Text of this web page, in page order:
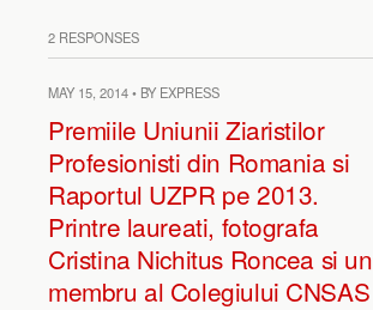
2 RESPONSES
MAY 15, 2014 • BY EXPRESS
Premiile Uniunii Ziaristilor
Profesionisti din Romania si
Raportul UZPR pe 2013.
Printre laureati, fotografa
Cristina Nichitus Roncea si un
membru al Colegiului CNSAS